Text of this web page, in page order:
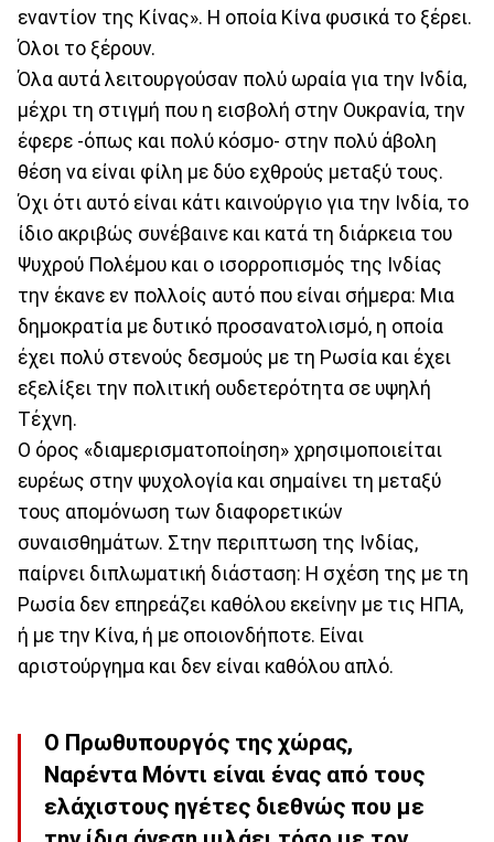
εναντίον της Κίνας». Η οποία Κίνα φυσικά το ξέρει.
Όλοι το ξέρουν.
Όλα αυτά λειτουργούσαν πολύ ωραία για την Ινδία,
μέχρι τη στιγμή που η εισβολή στην Ουκρανία, την
έφερε -όπως και πολύ κόσμο- στην πολύ άβολη
θέση να είναι φίλη με δύο εχθρούς μεταξύ τους.
Όχι ότι αυτό είναι κάτι καινούργιο για την Ινδία, το
ίδιο ακριβώς συνέβαινε και κατά τη διάρκεια του
Ψυχρού Πολέμου και ο ισορροπισμός της Ινδίας
την έκανε εν πολλοίς αυτό που είναι σήμερα: Μια
δημοκρατία με δυτικό προσανατολισμό, η οποία
έχει πολύ στενούς δεσμούς με τη Ρωσία και έχει
εξελίξει την πολιτική ουδετερότητα σε υψηλή
Τέχνη.
Ο όρος «διαμερισματοποίηση» χρησιμοποιείται
ευρέως στην ψυχολογία και σημαίνει τη μεταξύ
τους απομόνωση των διαφορετικών
συναισθημάτων. Στην περιπτωση της Ινδίας,
παίρνει διπλωματική διάσταση: Η σχέση της με τη
Ρωσία δεν επηρεάζει καθόλου εκείνην με τις ΗΠΑ,
ή με την Κίνα, ή με οποιονδήποτε. Είναι
αριστούργημα και δεν είναι καθόλου απλό.
Ο Πρωθυπουργός της χώρας,
Ναρέντα Μόντι είναι ένας από τους
ελάχιστους ηγέτες διεθνώς που με